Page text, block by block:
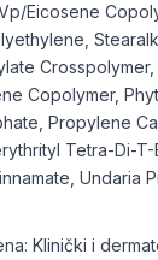
Eicosene
Copolymer,
Propylene
Tetra-Di-T-
Undaria
Klinički i